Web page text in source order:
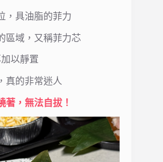
，具油脂的菲力
區域，又稱菲力芯
以靜置
真的非常迷人
著，無法自拔！